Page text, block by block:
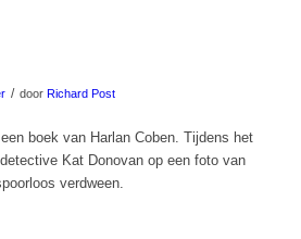
/ door Richard Post
boek van Harlan Coben. Tijdens het
Kat Donovan op een foto van
verdween.